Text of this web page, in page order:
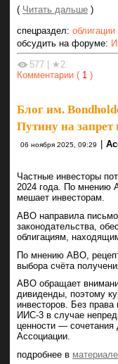
( Читать дальше )
спецраздел: облигации
обсудить на форуме:
577
★2
Комментарии ( 1 )
Блог им.
Путину на
06 ноября 2025, 09:29
Частные инвесторы
2024 года. По мнению
мешает инвесторам.
АВО направила
законодательства,
облигациям,
По мнению АВО,
выбора счёта
АВО обращает
дивиденды, поэтому
инвесторов. Без
ИИС-3 в случае
ценности — сочетания
Ассоциации.
подробнее в материале